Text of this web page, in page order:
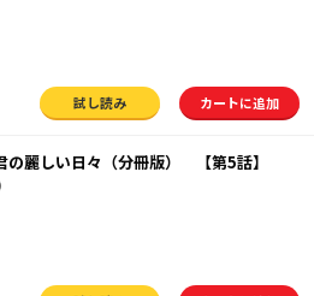
試し読み カートに追加
の麗しい日々（分冊版） 【第5話】